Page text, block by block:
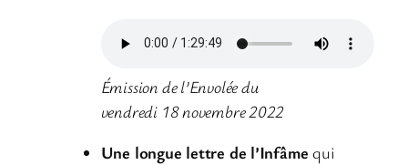
Émission de l’Envolée du
vendredi 18 novembre 2022
Une longue lettre de l’Infâme qui